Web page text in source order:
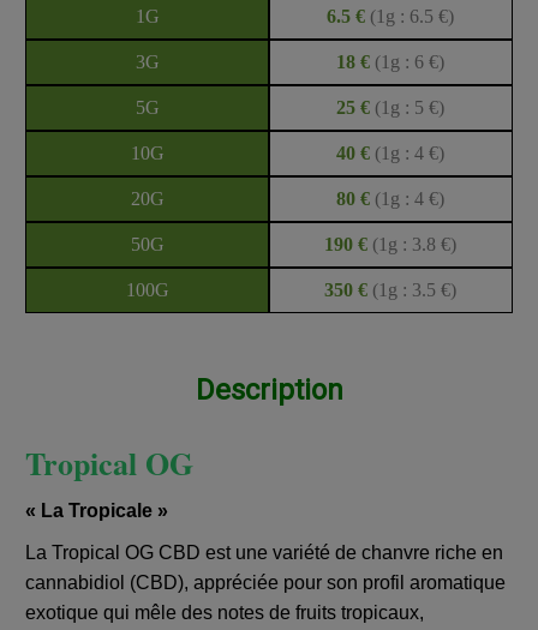
1G 6.5 € (1g : 6.5 €)
3G 18 € (1g : 6 €)
5G 25 € (1g : 5 €)
10G 40 € (1g : 4 €)
20G 80 € (1g : 4 €)
50G 190 € (1g : 3.8 €)
100G 350 € (1g : 3.5 €)
Description
Tropical OG
« La Tropicale »
La Tropical OG CBD est une variété de chanvre riche en
cannabidiol (CBD), appréciée pour son profil aromatique
exotique qui mêle des notes de fruits tropicaux,